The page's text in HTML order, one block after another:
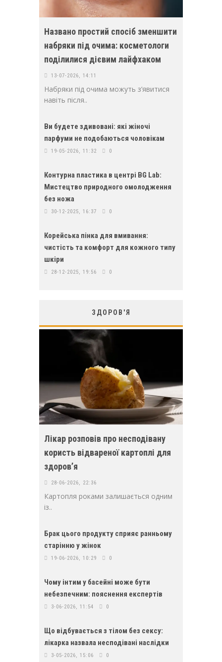
Названо простий спосіб зменшити
набряки під очима: косметологи
поділилися дієвим лайфхаком
13-07-2026, 14:11
Набряки під очима можуть з’явитися
навіть після..
Ви будете здивовані: які жіночі
парфуми не подобаються чоловікам
19-05-2026, 11:32 0
Контурна пластика в центрі BG Lab:
Мистецтво природного омолодження
без ножа
30-12-2025, 16:37 0
Корейська пінка для вмивання:
чистість та комфорт для кожного типу
шкіри
28-12-2025, 19:56 0
ЗДОРОВ'Я
Лікар розповів про несподівану
користь відвареної картоплі для
здоровʼя
28-06-2026, 22:36
Картопля роками залишається одним
із..
Брак цього продукту сприяє ранньому
старінню у жінок
19-06-2026, 10:29 0
Чому інтим у басейні може бути
небезпечним: пояснення експертів
3-06-2026, 11:54 0
Що відбувається з тілом без сексу:
лікарка назвала несподівані наслідки
3-05-2026, 15:06 0